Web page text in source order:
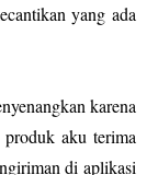
yang ada
karena
aku terima
di aplikasi